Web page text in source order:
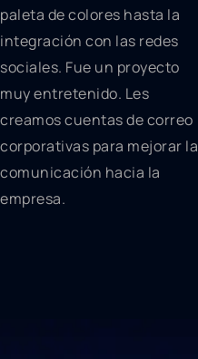
paleta de colores hasta la
integración con las redes
sociales. Fue un proyecto
muy entretenido. Les
creamos cuentas de correo
corporativas para mejorar la
comunicación hacia la
empresa.